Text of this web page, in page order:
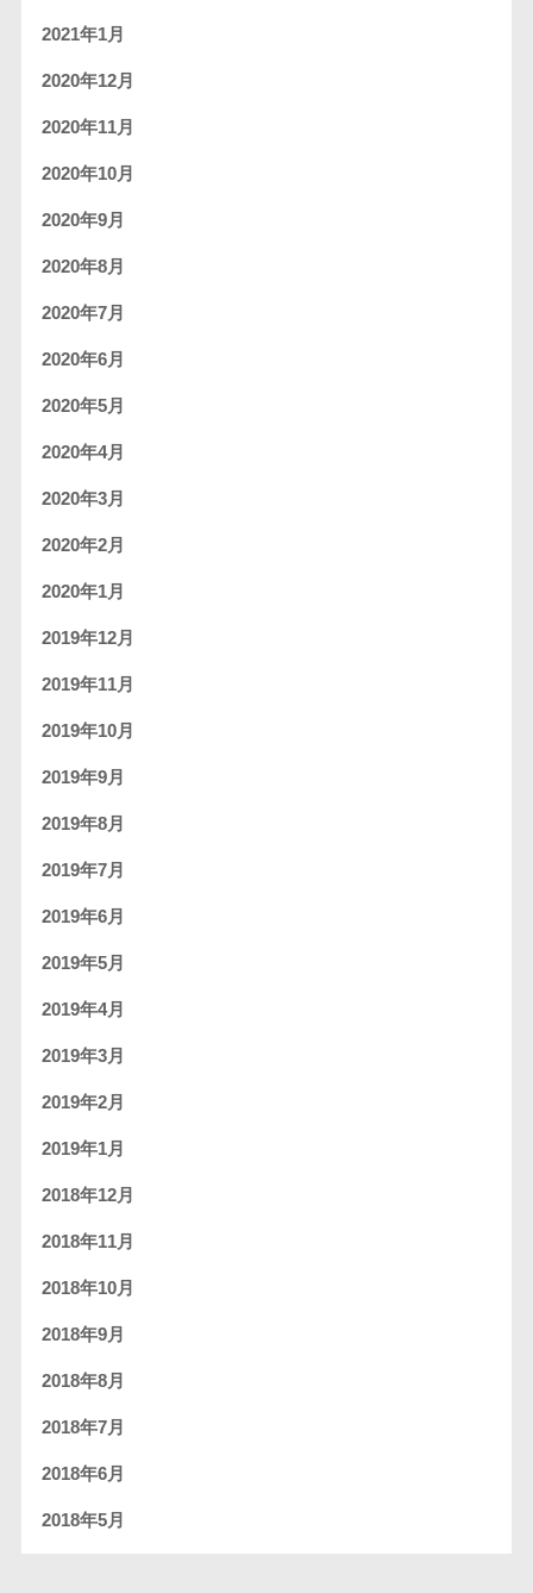
2021年1月
2020年12月
2020年11月
2020年10月
2020年9月
2020年8月
2020年7月
2020年6月
2020年5月
2020年4月
2020年3月
2020年2月
2020年1月
2019年12月
2019年11月
2019年10月
2019年9月
2019年8月
2019年7月
2019年6月
2019年5月
2019年4月
2019年3月
2019年2月
2019年1月
2018年12月
2018年11月
2018年10月
2018年9月
2018年8月
2018年7月
2018年6月
2018年5月